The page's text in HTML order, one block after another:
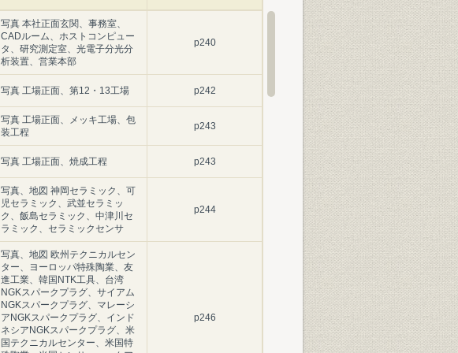
写真 本社正面玄関、事務室、
CADルーム、ホストコンピュー
タ、研究測定室、光電子分光分
析装置、営業本部
p240
写真 工場正面、第12・13工場 p242
写真 工場正面、メッキ工場、包
装工程
p243
写真 工場正面、焼成工程 p243
写真、地図 神岡セラミック、可
児セラミック、武並セラミッ
ク、飯島セラミック、中津川セ
ラミック、セラミックセンサ
p244
写真、地図 欧州テクニカルセン
ター、ヨーロッパ特殊陶業、友
進工業、韓国NTK工具、台湾
NGKスパークプラグ、サイアム
NGKスパークプラグ、マレーシ
アNGKスパークプラグ、インド
ネシアNGKスパークプラグ、米
国テクニカルセンター、米国特
p246